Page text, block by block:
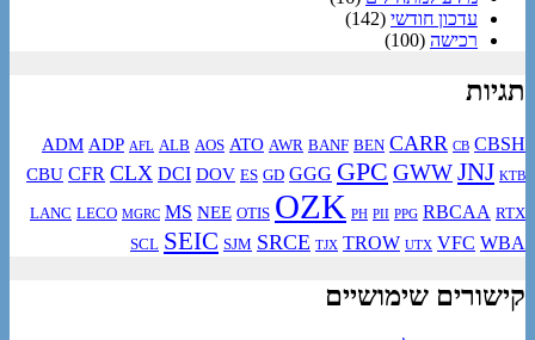
עדכון חודשי (142)
רכישה (100)
תגיות
ADM ADP AFL ALB AOS ATO AWR BANF BEN CARR CB CBSH
CBU CFR CLX DCI DOV ES GD GGG GPC GWWJNJ KTB
LANC LECO MGRC MS NEE OTIS OZK PH PII PPG RBCAA RTX
SCL SEIC SJM SRCE TJX TROW UTX VFC WBA
קישורים שימושיים